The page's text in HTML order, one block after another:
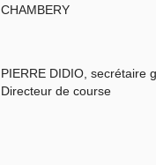
CHAMBERY
PIERRE DIDIO, secrétaire
Directeur de course